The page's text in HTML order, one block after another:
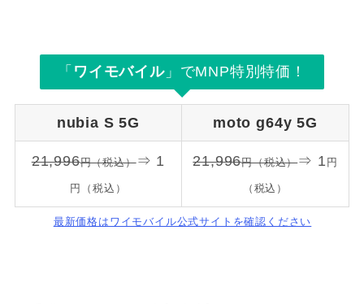
「 ワイモバイル」でMNP特別特価！
nubia S 5G moto g64y 5G
21,996円（税込）⇒ 1
円（税込）
21,996円（税込）⇒ 1 円
（税込）
最新価格はワイモバイル公式サイトを確認ください